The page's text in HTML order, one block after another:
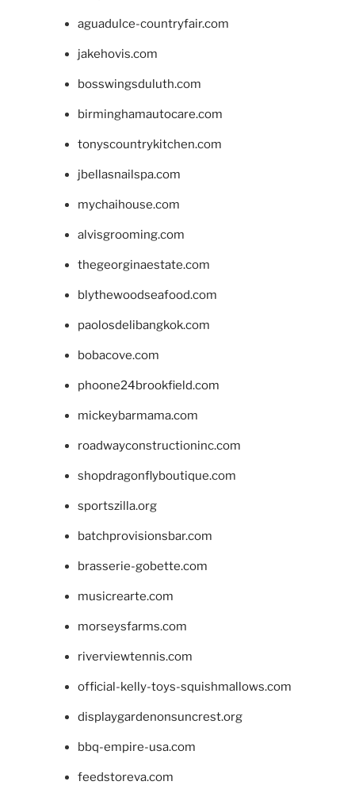
aguadulce-countryfair.com
jakehovis.com
bosswingsduluth.com
birminghamautocare.com
tonyscountrykitchen.com
jbellasnailspa.com
mychaihouse.com
alvisgrooming.com
thegeorginaestate.com
blythewoodseafood.com
paolosdelibangkok.com
bobacove.com
phoone24brookfield.com
mickeybarmama.com
roadwayconstructioninc.com
shopdragonflyboutique.com
sportszilla.org
batchprovisionsbar.com
brasserie-gobette.com
musicrearte.com
morseysfarms.com
riverviewtennis.com
official-kelly-toys-squishmallows.com
displaygardenonsuncrest.org
bbq-empire-usa.com
feedstoreva.com